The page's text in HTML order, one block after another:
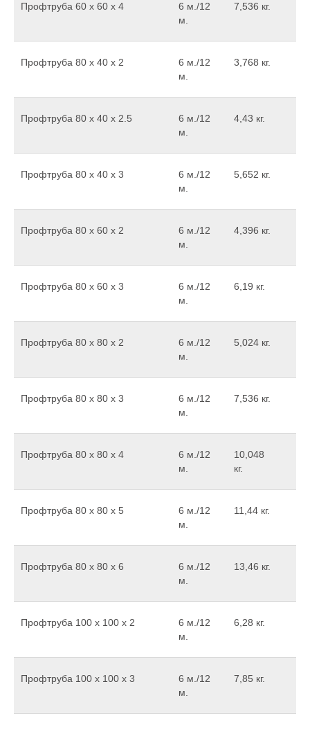
Профтруба 60 х 60 х 4
6 м./12
м.
7,536 кг.
Профтруба 80 х 40 х 2
6 м./12
м.
3,768 кг.
Профтруба 80 x 40 х 2.5
6 м./12
м.
4,43 кг.
Профтруба 80 х 40 х 3
6 м./12
м.
5,652 кг.
Профтруба 80 х 60 х 2
6 м./12
м.
4,396 кг.
Профтруба 80 х 60 х 3
6 м./12
м.
6,19 кг.
Профтруба 80 х 80 х 2
6 м./12
м.
5,024 кг.
Профтруба 80 х 80 х 3
6 м./12
м.
7,536 кг.
Профтруба 80 х 80 х 4
6 м./12
м.
10,048
кг.
Профтруба 80 х 80 х 5
6 м./12
м.
11,44 кг.
Профтруба 80 х 80 х 6
6 м./12
м.
13,46 кг.
Профтруба 100 х 100 х 2
6 м./12
м.
6,28 кг.
Профтруба 100 х 100 х 3
6 м./12
м.
7,85 кг.